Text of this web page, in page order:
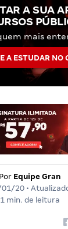
A SUA
mais
A ESTUDAR NO
Por Equipe Gran
01/20 •
1 min. de leitura